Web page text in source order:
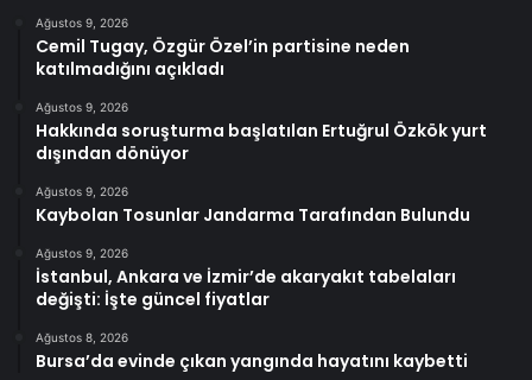
Ağustos 9, 2026
Cemil Tugay, Özgür Özel’in partisine neden
katılmadığını açıkladı
Ağustos 9, 2026
Hakkında soruşturma başlatılan Ertuğrul Özkök yurt
dışından dönüyor
Ağustos 9, 2026
Kaybolan Tosunlar Jandarma Tarafından Bulundu
Ağustos 9, 2026
İstanbul, Ankara ve İzmir’de akaryakıt tabelaları
değişti: İşte güncel fiyatlar
Ağustos 8, 2026
Bursa’da evinde çıkan yangında hayatını kaybetti